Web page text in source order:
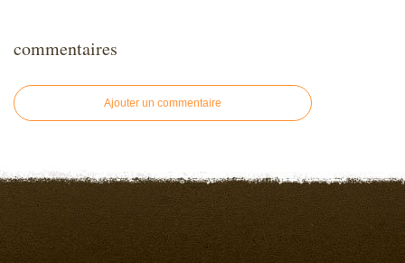
commentaires
Ajouter un commentaire